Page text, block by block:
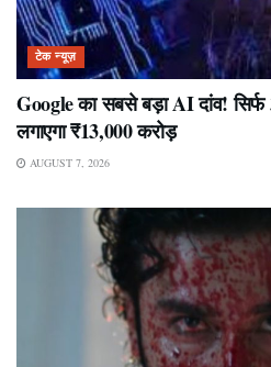
टेक न्यूज़
Google का सबसे बड़ा AI दांव! सिर्फ
लगाएगा ₹13,000 करोड़
AUGUST 7, 2026